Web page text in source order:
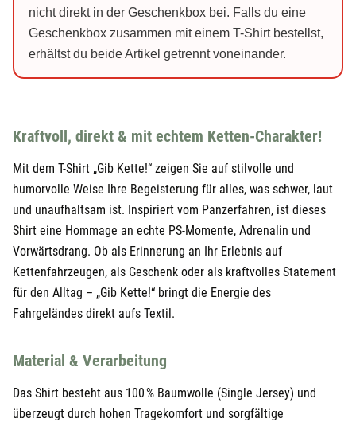
29,90 €
Schwarz XL 24,95 €29,90 €
Weiß S 24,95 € 29,90 €
Weiß M 24,95 € 29,90 €
Weiß L 24,95 €29,90 €
Weiß XL 24,95 €29,90 €
24,95 € 29,90 €
nicht direkt in der Geschenkbox bei. Falls du eine
Geschenkbox zusammen mit einem T-Shirt bestellst,
erhältst du beide Artikel getrennt voneinander.
Kraftvoll, direkt & mit echtem Ketten-Charakter!
Mit dem T-Shirt „Gib Kette!“ zeigen Sie auf stilvolle und
humorvolle Weise Ihre Begeisterung für alles, was schwer, laut
und unaufhaltsam ist. Inspiriert vom Panzerfahren, ist dieses
Shirt eine Hommage an echte PS-Momente, Adrenalin und
Vorwärtsdrang. Ob als Erinnerung an Ihr Erlebnis auf
Kettenfahrzeugen, als Geschenk oder als kraftvolles Statement
für den Alltag – „Gib Kette!“ bringt die Energie des
Fahrgeländes direkt aufs Textil.
Material & Verarbeitung
Das Shirt besteht aus 100 % Baumwolle (Single Jersey) und
überzeugt durch hohen Tragekomfort und sorgfältige